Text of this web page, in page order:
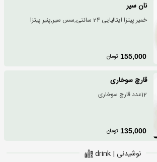
نان سیر
خمیر پیتزا ایتالیایی 24 سانتی,سس سیر,پنیر پیتزا
155,000 تومان
قارچ سوخاری
12عدد قارچ سوخاری
135,000 تومان
نوشیدنی | drink